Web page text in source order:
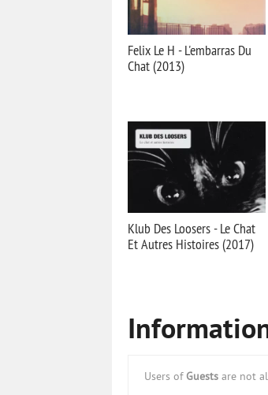
Felix Le H - L'embarras Du
Chat (2013)
Klub Des Loosers - Le Chat
Et Autres Histoires (2017)
Users of Guests are not